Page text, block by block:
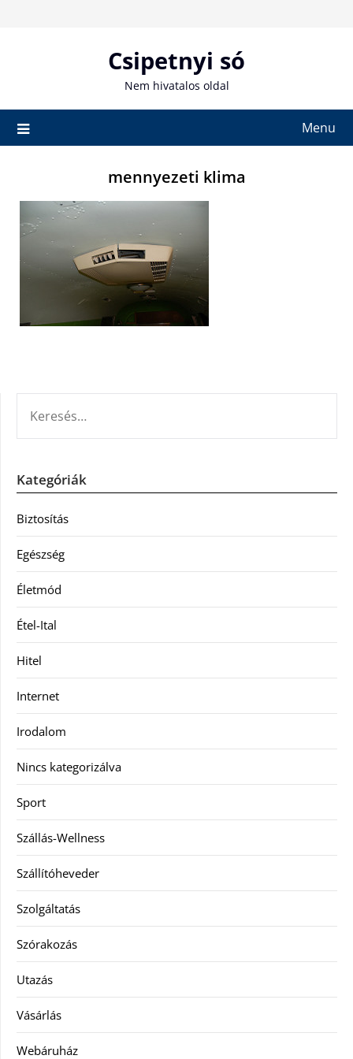
Csipetnyi só
Nem hivatalos oldal
Menu
mennyezeti klima
Kategóriák
Biztosítás
Egészség
Életmód
Étel-Ital
Hitel
Internet
Irodalom
Nincs kategorizálva
Sport
Szállás-Wellness
Szállítóheveder
Szolgáltatás
Szórakozás
Utazás
Vásárlás
Webáruház